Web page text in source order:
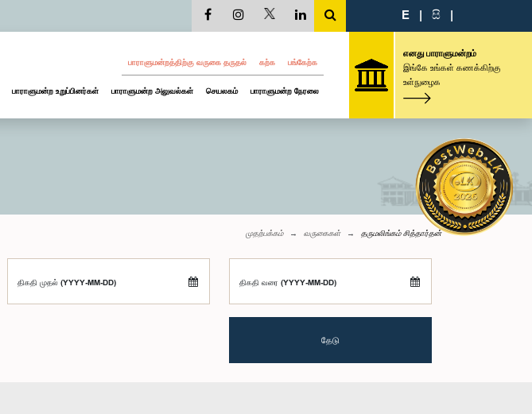
E | සි |
பாராளுமன்றத்திற்கு வருகை தருதல் கற்க பங்கேற்க
பாராளுமன்ற உறுப்பினர்கள் பாராளுமன்ற அலுவல்கள் செயலகம் பாராளுமன்ற நேரலை
எனது பாராளுமன்றம்
இங்கே உங்கள் கணக்கிற்கு
உள்நுழைக
முதற்பக்கம் வருகைகள் தருமலிங்கம் சித்தார்தன்
திகதி முதல் (YYYY-MM-DD) திகதி வரை (YYYY-MM-DD)
தேடு